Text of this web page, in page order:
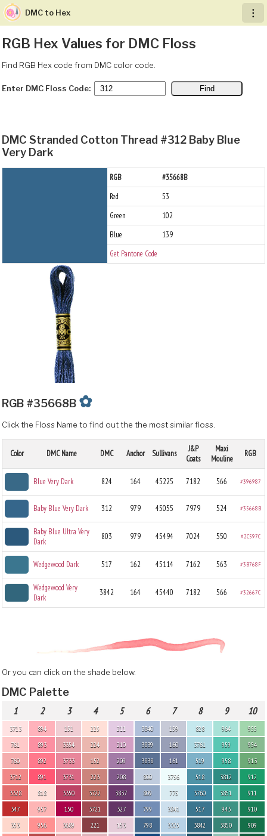
︙
DMC to Hex
RGB Hex Values for DMC Floss
Find RGB Hex code from DMC color code.
Enter DMC Floss Code:
DMC Stranded Cotton Thread #312 Baby Blue
Very Dark
RGB
#35668B
Red
53
Green
102
Blue
139
Get Pantone Code
RGB #35668B ✿
Click the Floss Name to find out the the most similar floss.
Color DMC Name DMC Anchor Sullivans
J&P
Coats
Maxi
Mouline
RGB
Blue Very Dark 824 164 45225 7182 566 #396987
Baby Blue Very Dark 312 979 45055 7979 524 #35668B
Baby Blue Ultra Very
Dark
803 979 45494 7024 550 #2C597C
Wedgewood Dark 517 162 45114 7162 563 #3B768F
Wedgewood Very
Dark
3842 164 45440 7182 566 #32667C
Or you can click on the shade below.
DMC Palette
1 2 3 4 5 6 7 8 9 10
3713
761
760
3712
3328
347
353
894
893
892
891
818
957
956
151
3354
3733
3731
3350
150
3689
225
224
152
223
3722
3721
221
211
210
209
208
3837
327
153
3840
3839
3838
800
809
799
798
159
160
161
3756
775
3841
3325
828
3761
519
518
3760
517
3842
964
959
958
3812
3851
943
3850
955
954
913
912
911
910
909